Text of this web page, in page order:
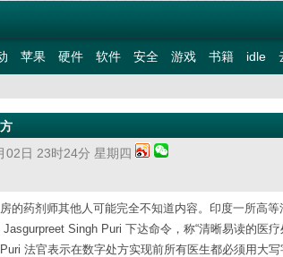
苹果 硬件 软件 安全 游戏 书籍 idle
日 23时24分 星期四
的药剂师其他人可能完全不知道内容。印度一所高
Singh Puri 下达命令，称“清晰易读的医
法官表示在数字处方实现前所有医生都必须用大